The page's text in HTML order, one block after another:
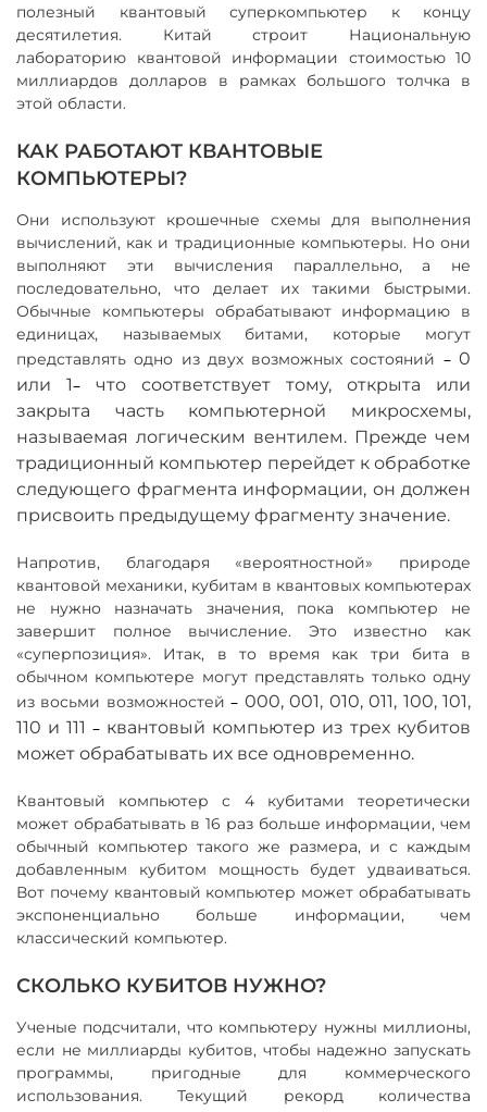
полезный квантовый суперкомпьютер к концу
десятилетия. Китай строит Национальную
лабораторию квантовой информации стоимостью 10
миллиардов долларов в рамках большого толчка в
этой области.
КАК РАБОТАЮТ КВАНТОВЫЕ
КОМПЬЮТЕРЫ?
Они используют крошечные схемы для выполнения
вычислений, как и традиционные компьютеры. Но они
выполняют эти вычисления параллельно, а не
последовательно, что делает их такими быстрыми.
Обычные компьютеры обрабатывают информацию в
единицах, называемых битами, которые могут
представлять одно из двух возможных состояний –0
или 1– что соответствует тому, открыта или
закрыта часть компьютерной микросхемы,
называемая логическим вентилем. Прежде чем
традиционный компьютер перейдет к обработке
следующего фрагмента информации, он должен
присвоить предыдущему фрагменту значение.
Напротив, благодаря «вероятностной» природе
квантовой механики, кубитам в квантовых компьютерах
не нужно назначать значения, пока компьютер не
завершит полное вычисление. Это известно как
«суперпозиция». Итак, в то время как три бита в
обычном компьютере могут представлять только одну
из восьми возможностей– 000, 001, 010, 011, 100, 101,
110 и 111 – квантовый компьютер из трех кубитов
может обрабатывать их все одновременно.
Квантовый компьютер с 4 кубитами теоретически
может обрабатывать в 16 раз больше информации, чем
обычный компьютер такого же размера, и с каждым
добавленным кубитом мощность будет удваиваться.
Вот почему квантовый компьютер может обрабатывать
экспоненциально больше информации, чем
классический компьютер.
СКОЛЬКО КУБИТОВ НУЖНО?
Ученые подсчитали, что компьютеру нужны миллионы,
если не миллиарды кубитов, чтобы надежно запускать
программы, пригодные для коммерческого
использования. Текущий рекорд количества